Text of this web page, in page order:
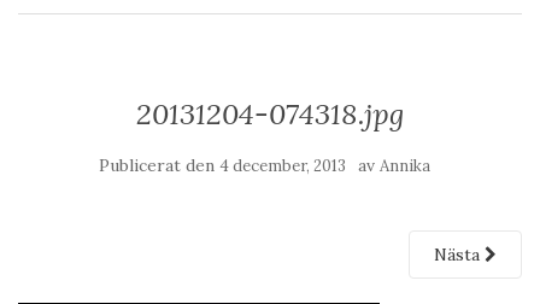
20131204-074318.jpg
Publicerat den 4 december, 2013 av Annika
Nästa